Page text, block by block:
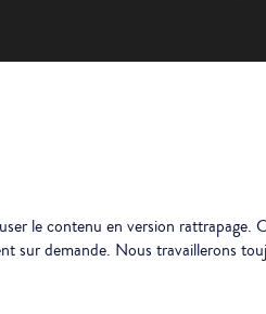
le contenu en version rattrapage.
sur demande. Nous travaillerons